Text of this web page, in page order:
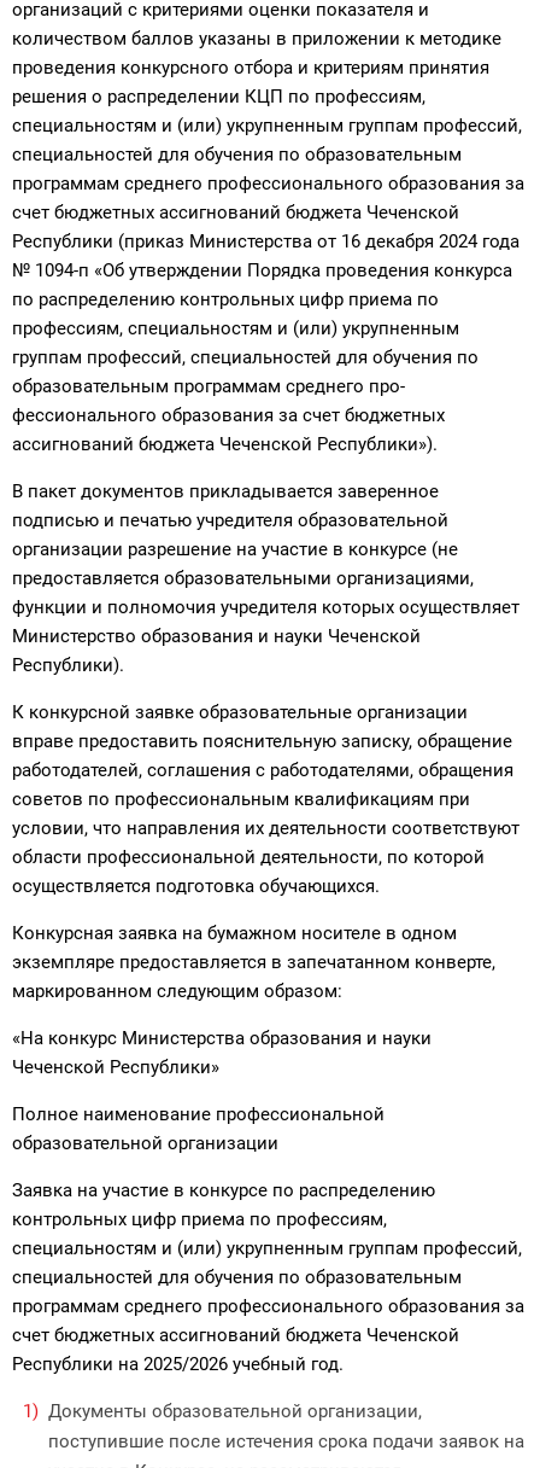
организаций с критериями оценки показателя и
количеством баллов указаны в приложении к методике
проведения конкурсного отбора и критериям принятия
решения о распределении КЦП по профессиям,
специальностям и (или) укрупненным группам профессий,
специальностей для обучения по образовательным
программам среднего профессионального образования за
счет бюджетных ассигнований бюджета Чеченской
Республики (приказ Министерства от 16 декабря 2024 года
№ 1094-п «Об утвержде­нии Порядка проведения конкурса
по распределению контрольных цифр прие­ма по
профессиям, специальностям и (или) укрупненным
группам профессий, специальностей для обучения по
образовательным программам среднего про­
фессионального образования за счет бюджетных
ассигнований бюджета Чеченской Республики»).
В пакет документов прикладывается заверенное
подписью и печатью учредителя образовательной
организации разрешение на участие в конкурсе (не
предоставляется образовательными организациями,
функции и полномочия учредителя которых осуществляет
Министерство образования и науки Чеченской
Республики).
К конкурсной заявке образовательные организации
вправе предоставить пояснительную записку, обращение
работодателей, соглашения с работодателями, обращения
советов по профессиональным квалификациям при
условии, что направления их деятельности соответствуют
области профессиональной деятельности, по которой
осуществляется подготовка обучающихся.
Конкурсная заявка на бумажном носителе в одном
экземпляре предоставляется в запечатанном конверте,
маркированном следующим образом:
«На конкурс Министерства образования и науки
Чеченской Республики»
Полное наименование профессиональной
образовательной организации
Заявка на участие в конкурсе по распределению
контрольных цифр прие­ма по профессиям,
специальностям и (или) укрупненным группам профессий,
специальностей для обучения по образовательным
программам среднего профессионального образования за
счет бюджетных ассигнований бюджета Чеченской
Республики на 2025/2026 учебный год.
Документы образовательной организации,
поступившие после истече­ния срока подачи заявок на